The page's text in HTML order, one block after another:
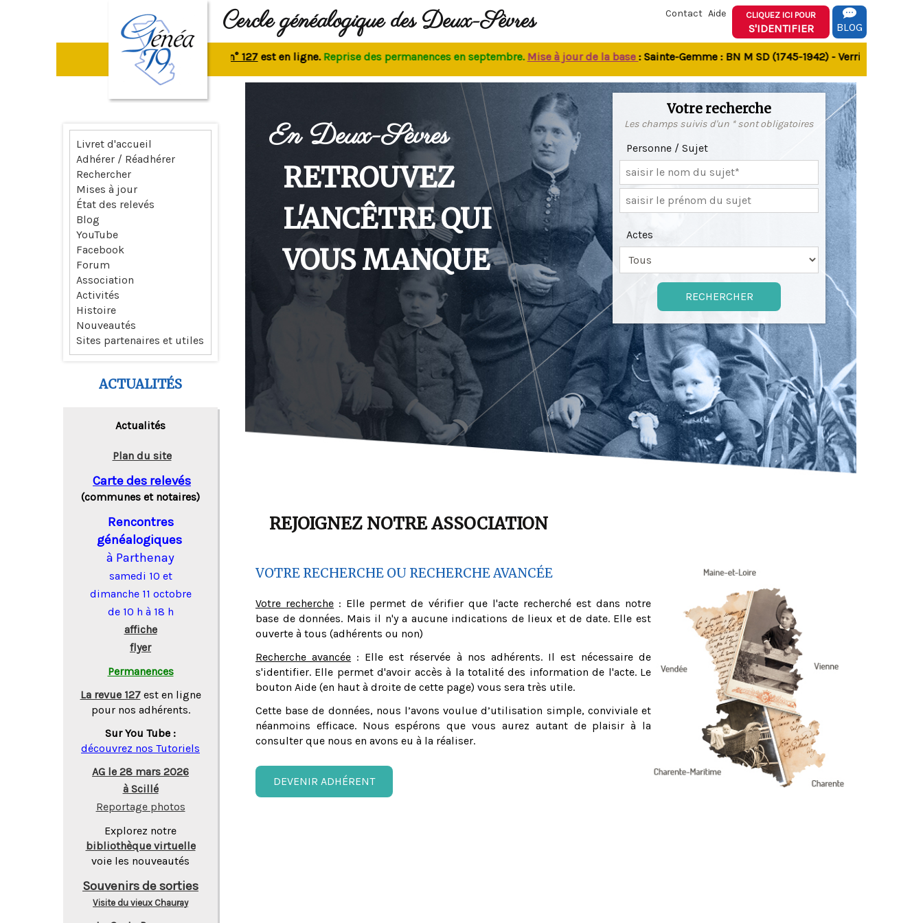
Cercle généalogique des Deux-Sèvres Contact Aide CLIQUEZ ICI POUR
S'IDENTIFIER BLOG
La revue n° 127est en ligne.Reprise des permanences en septembre.Mise à jour de la base: Sainte-Gemme : BN M SD (1745-1942) - Verrines-sous-
En Deux-Sèvres
RETROUVEZ
L'ANCÊTRE QUI
VOUS MANQUE
Votre recherche
Les champs suivis d'un * sont obligatoires
Personne / Sujet
Actes
REJOIGNEZ NOTRE ASSOCIATION
VOTRE RECHERCHE OU RECHERCHE AVANCÉE
Votre recherche : Elle permet de vérifier que l'acte recherché est dans notre
base de données. Mais il n'y a aucune indications de lieux et de date. Elle est
ouverte à tous (adhérents ou non)
Recherche avancée : Elle est réservée à nos adhérents. Il est nécessaire de
s'identifier. Elle permet d'avoir accès à la totalité des information de l'acte. Le
bouton Aide (en haut à droite de cette page) vous sera très utile.
Cette base de données, nous l’avons voulue d’utilisation simple, conviviale et
néanmoins efficace. Nous espérons que vous aurez autant de plaisir à la
consulter que nous en avons eu à la réaliser.
DEVENIR ADHÉRENT
Livret d'accueil
Adhérer / Réadhérer
Rechercher
Mises à jour
État des relevés
Blog
YouTube
Facebook
Forum
Association
Activités
Histoire
Nouveautés
Sites partenaires et utiles
ACTUALITÉS
Actualités
Plan du site
Carte des relevés
(communes et notaires)
Rencontres
généalogiques
à Parthenay
samedi 10 et
dimanche 11 octobre
de 10 h à 18 h
affiche
flyer
Permanences
La revue 127 est en ligne
pour nos adhérents.
Sur You Tube :
découvrez nos Tutoriels
AG le 28 mars 2026
à Scillé
Reportage photos
Explorez notre
bibliothèque virtuelle
voie les nouveautés
Souvenirs de sorties
Visite du vieux Chauray